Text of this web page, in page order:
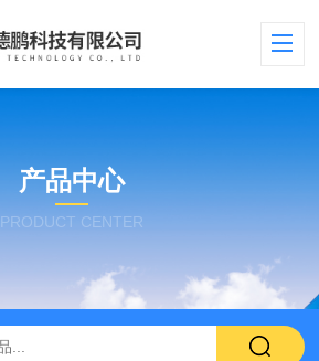
产品中心
PRODUCT CENTER